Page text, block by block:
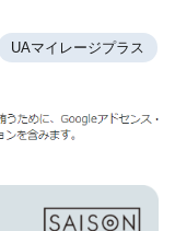
UAマイレージプラス